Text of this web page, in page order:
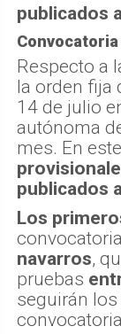
publicados
Respecto a
la orden fija
14 de julio
autónoma
mes. En
publicados
Los
navarros,
pruebas
seguirán los